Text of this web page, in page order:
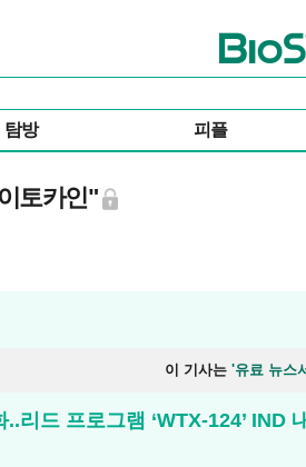
바이오스펙
탐방 피플
토카인"
이 기사는 '유료 뉴스
드 프로그램 ‘WTX-124’ IND